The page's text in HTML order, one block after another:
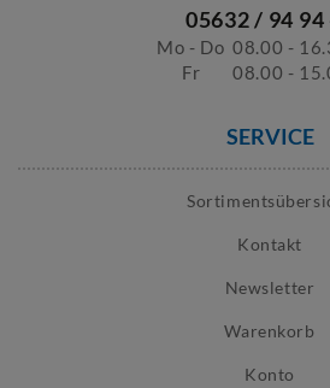
05632 / 94 94
Mo - Do 08.00 -
Fr
08.00 -
SERVICE
Kontakt
Newsletter
Warenkorb
Konto